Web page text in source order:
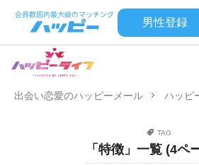
男性登録
出会い恋愛のハッピーメール ハッピ
TAG
「特徴」一覧 (4ペ